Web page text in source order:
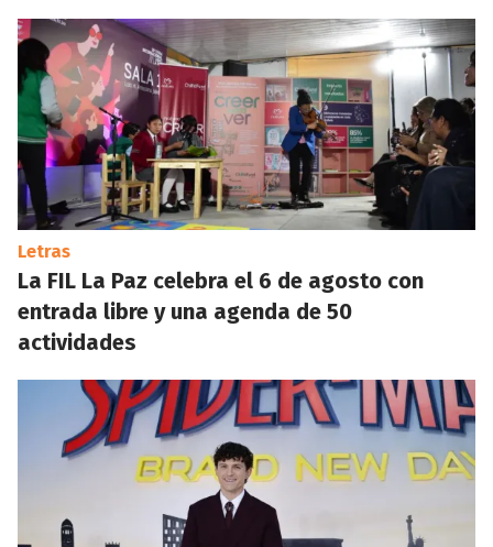
Letras
La FIL La Paz celebra el 6 de agosto con
entrada libre y una agenda de 50
actividades